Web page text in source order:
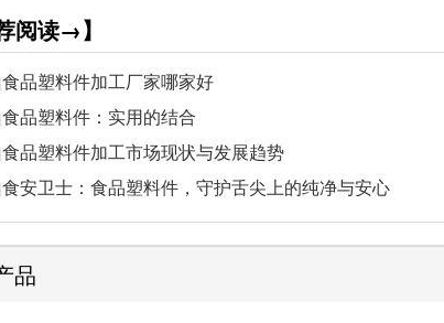
阅读→】
品塑料件加工厂家哪家好
品塑料件：实用的结合
品塑料件加工市场现状与发展趋势
安卫士：食品塑料件，守护舌尖上的纯净与安心
品